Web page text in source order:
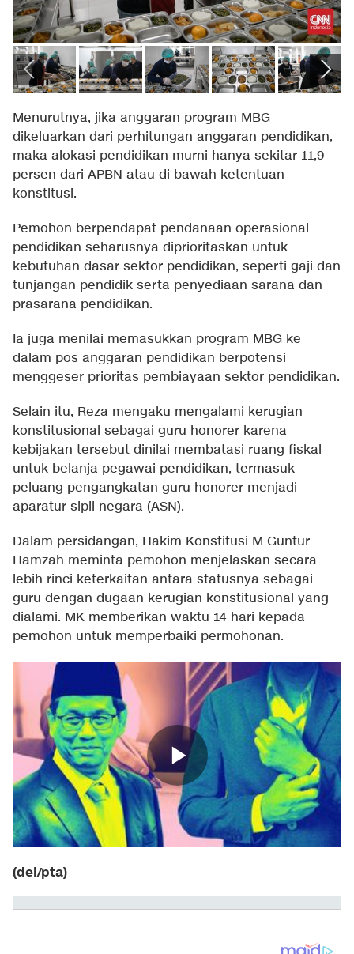
Menurutnya, jika anggaran program MBG
dikeluarkan dari perhitungan anggaran pendidikan,
maka alokasi pendidikan murni hanya sekitar 11,9
persen dari APBN atau di bawah ketentuan
konstitusi.
Pemohon berpendapat pendanaan operasional
pendidikan seharusnya diprioritaskan untuk
kebutuhan dasar sektor pendidikan, seperti gaji dan
tunjangan pendidik serta penyediaan sarana dan
prasarana pendidikan.
Ia juga menilai memasukkan program MBG ke
dalam pos anggaran pendidikan berpotensi
menggeser prioritas pembiayaan sektor pendidikan.
Selain itu, Reza mengaku mengalami kerugian
konstitusional sebagai guru honorer karena
kebijakan tersebut dinilai membatasi ruang fiskal
untuk belanja pegawai pendidikan, termasuk
peluang pengangkatan guru honorer menjadi
aparatur sipil negara (ASN).
Dalam persidangan, Hakim Konstitusi M Guntur
Hamzah meminta pemohon menjelaskan secara
lebih rinci keterkaitan antara statusnya sebagai
guru dengan dugaan kerugian konstitusional yang
dialami. MK memberikan waktu 14 hari kepada
pemohon untuk memperbaiki permohonan.
(del/pta)